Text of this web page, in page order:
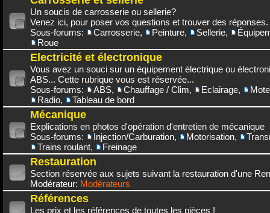
Un soucis de carrosserie ou sellerie?
Venez ici, pour poser vos questions et trouver des réponses.
Sous-forums:
Carrosserie, Peinture, Sellerie,
Roue
Electricité et électronique
Vous avez un souci sur un équipement électrique ou
ABS... Cette rubrique vous est réservée...
Sous-forums:
ABS, Chauffage / Clim, Eclairage,
Radio, Tableau de bord
Mécanique
Explications en photos d'opération d'entretien de mécanique
Sous-forums:
Injection/Carburation, Motorisation,
Trains roulant, Freinage
Restauration
Section réservée aux sujets suivant la restauration d'une
Modérateur: Modérateurs
Références
Les prix et les références de toutes les pièces !